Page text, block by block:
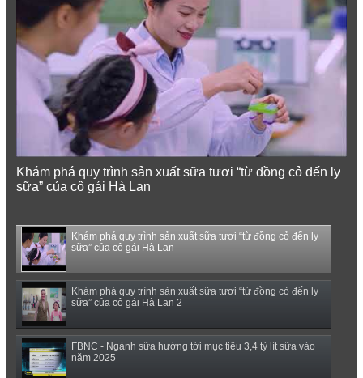
Khám phá quy trình sản xuất sữa tươi “từ đồng cỏ đến ly
sữa” của cô gái Hà Lan
Khám phá quy trình sản xuất sữa tươi “từ đồng cỏ đến ly
sữa” của cô gái Hà Lan
Khám phá quy trình sản xuất sữa tươi “từ đồng cỏ đến ly
sữa” của cô gái Hà Lan 2
FBNC - Ngành sữa hướng tới mục tiêu 3,4 tỷ lít sữa vào
năm 2025